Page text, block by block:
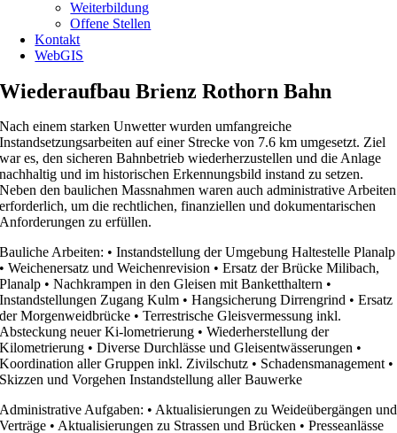
Weiterbildung
Offene Stellen
Kontakt
WebGIS
Wiederaufbau Brienz Rothorn Bahn
Nach einem starken Unwetter wurden umfangreiche
Instandsetzungsarbeiten auf einer Strecke von 7.6 km umgesetzt. Ziel
war es, den sicheren Bahnbetrieb wiederherzustellen und die Anlage
nachhaltig und im historischen Erkennungsbild instand zu setzen.
Neben den baulichen Massnahmen waren auch administrative Arbeiten
erforderlich, um die rechtlichen, finanziellen und dokumentarischen
Anforderungen zu erfüllen.
Bauliche Arbeiten: • Instandstellung der Umgebung Haltestelle Planalp
• Weichenersatz und Weichenrevision • Ersatz der Brücke Milibach,
Planalp • Nachkrampen in den Gleisen mit Banketthaltern •
Instandstellungen Zugang Kulm • Hangsicherung Dirrengrind • Ersatz
der Morgenweidbrücke • Terrestrische Gleisvermessung inkl.
Absteckung neuer Ki-lometrierung • Wiederherstellung der
Kilometrierung • Diverse Durchlässe und Gleisentwässerungen •
Koordination aller Gruppen inkl. Zivilschutz • Schadensmanagement •
Skizzen und Vorgehen Instandstellung aller Bauwerke
Administrative Aufgaben: • Aktualisierungen zu Weideübergängen und
Verträge • Aktualisierungen zu Strassen und Brücken • Presseanlässe